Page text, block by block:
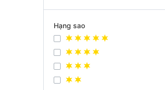
Hạng sao